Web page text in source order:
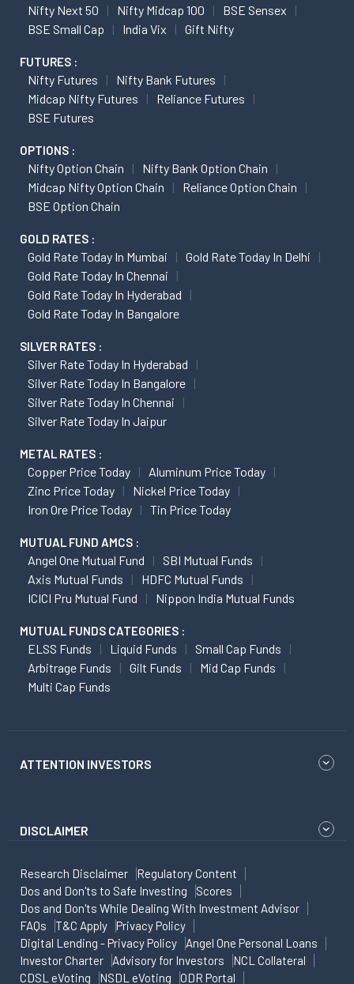
Nifty Next 50
Nifty Midcap 100
BSE Sensex
BSE Small Cap
India Vix Gift Nifty
FUTURES :
Nifty Futures
Nifty Bank Futures
Midcap Nifty Futures
Reliance Futures
BSE Futures
OPTIONS :
Nifty Option Chain
Nifty Bank Option Chain
Midcap Nifty Option Chain
Reliance Option Chain
BSE Option Chain
GOLD RATES :
Gold Rate Today In Mumbai
Gold Rate Today In Delhi
Gold Rate Today In Chennai
Gold Rate Today In Hyderabad
Gold Rate Today In Bangalore
SILVER RATES :
Silver Rate Today In Hyderabad
Silver Rate Today In Bangalore
Silver Rate Today In Chennai
Silver Rate Today In Jaipur
METAL RATES :
Copper Price Today
Aluminum Price Today
Zinc Price Today
Nickel Price Today
Iron Ore Price Today
Tin Price Today
MUTUAL FUND AMCS :
Angel One Mutual Fund
SBI Mutual Funds
Axis Mutual Funds
HDFC Mutual Funds
ICICI Pru Mutual Fund
Nippon India Mutual Funds
MUTUAL FUNDS CATEGORIES :
ELSS Funds Liquid Funds
Small Cap Funds
Arbitrage Funds
Gilt Funds
Mid Cap Funds
Multi Cap Funds
ATTENTION INVESTORS
DISCLAIMER
Research Disclaimer
Regulatory Content
Dos and Don'ts to Safe Investing
Scores
Dos and Don'ts While Dealing With Investment Advisor
FAQs
T&C Apply
Privacy Policy
Digital Lending - Privacy Policy
Angel One Personal Loans
Investor Charter
Advisory for Investors
NCL Collateral
CDSL eVoting
NSDL eVoting ODR Portal